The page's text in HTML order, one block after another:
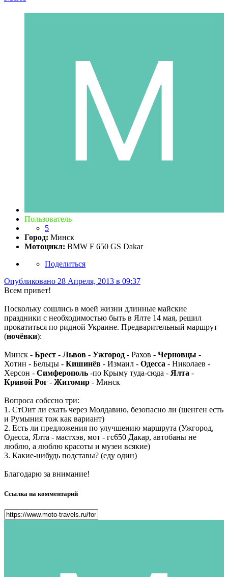
Пользователь
5
Город: Минск
Мотоцикл: BMW F 650 GS Dakar
Поделиться
Опубликовано 28 Апреля, 2013 в 09:37
Всем привет!
Поскольку сошлись в моей жизни длинные майские
праздники с необходимостью быть в Ялте 14 мая, решил
прокатиться по ридной Украине. Предварительный маршрут
(ночёвки):
Минск - Брест - Львов - Ужгород - Рахов - Черновцы -
Хотин - Бельцы - Кишинёв - Измаил - Одесса - Николаев -
Херсон - Симферополь -по Крыму туда-сюда - Ялта -
Кривой Рог - Житомир - Минск
Вопроса собссно три:
1. СтОит ли ехать через Молдавию, безопасно ли (шенген есть
и Румыния тож как вариант)
2. Есть ли предложения по улучшению маршрута (Ужгород,
Одесса, Ялта - мастхэв, мот - гс650 Дакар, автобаны не
люблю, а люблю красоты и музеи всякие)
3. Какие-нибудь подставы? (еду один)
Благодарю за внимание!
Ссылка на комментарий